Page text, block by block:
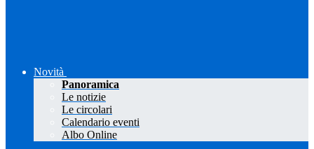
Novità
Panoramica
Le notizie
Le circolari
Calendario eventi
Albo Online